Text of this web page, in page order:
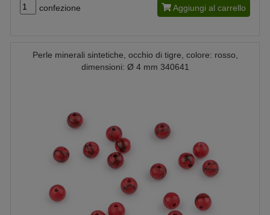
confezione Aggiungi al carrello
Perle minerali sintetiche, occhio di tigre, colore: rosso,
dimensioni: Ø 4 mm 340641